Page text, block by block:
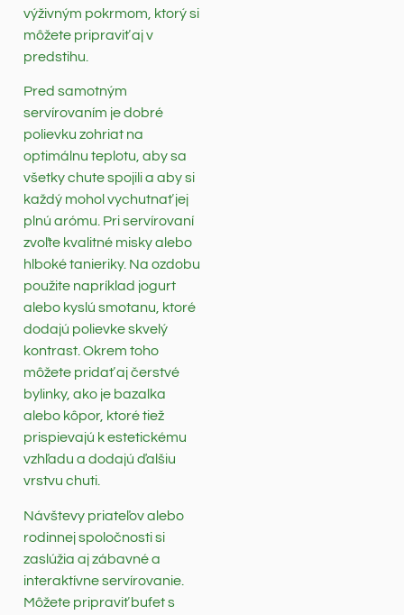
výživným pokrmom, ktorý si
môžete pripraviť aj v
predstihu.
Pred samotným
servírovaním je dobré
polievku zohriat na
optimálnu teplotu, aby sa
všetky chute spojili a aby si
každý mohol vychutnať jej
plnú arómu. Pri servírovaní
zvoľte kvalitné misky alebo
hlboké tanieriky. Na ozdobu
použite napríklad jogurt
alebo kyslú smotanu, ktoré
dodajú polievke skvelý
kontrast. Okrem toho
môžete pridať aj čerstvé
bylinky, ako je bazalka
alebo kôpor, ktoré tiež
prispievajú k estetickému
vzhľadu a dodajú ďalšiu
vrstvu chuti.
Návštevy priateľov alebo
rodinnej spoločnosti si
zaslúžia aj zábavné a
interaktívne servírovanie.
Môžete pripraviť bufet s